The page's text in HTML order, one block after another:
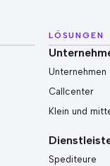
LÖSUNGEN
Unternehmen
Callcenter
Klein und
Spediteure